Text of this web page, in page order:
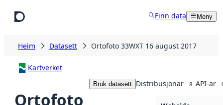
Finn data Meny
Heim Datasett Ortofoto 33WXT 16 august 2017
Kartverket
Ortofoto
Bruk datasett Distribusjonar 8 API-ar